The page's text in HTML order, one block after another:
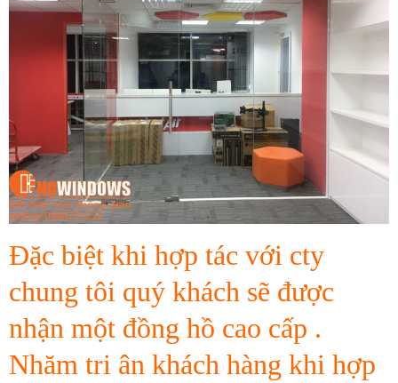
Đặc biệt khi hợp tác với cty
chung tôi quý khách sẽ được
nhận một đồng hồ cao cấp .
Nhăm tri ân khách hàng khi hợp